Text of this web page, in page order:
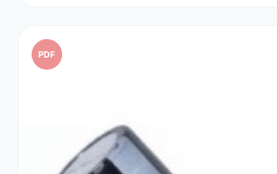
PDF